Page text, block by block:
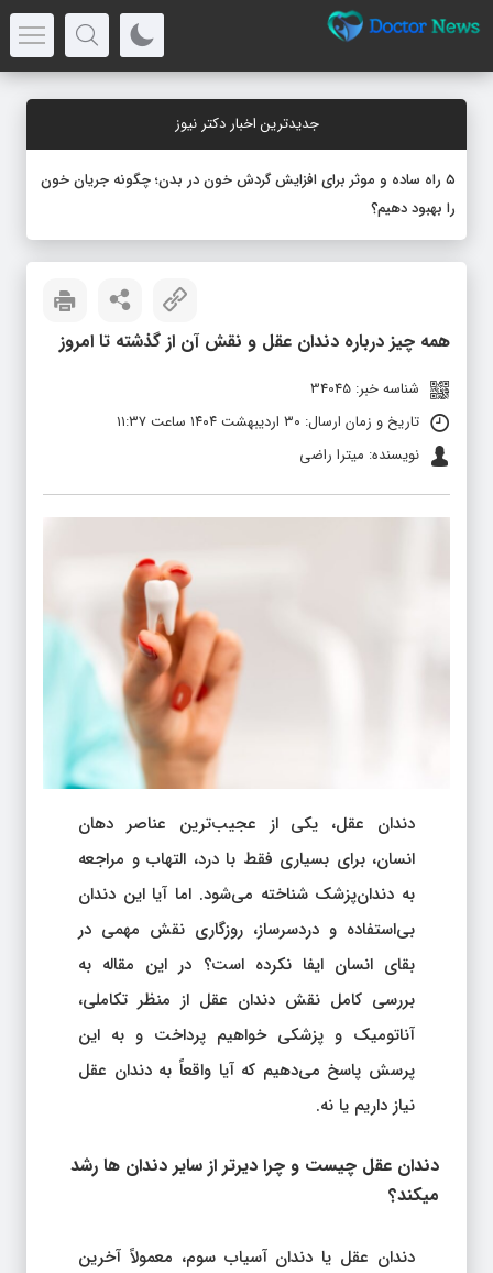
جدیدترین اخبار دکتر نیوز
۵ راه ساده و موثر برای افزایش گردش خون در بدن؛ چگونه جریان خون
را بهبود دهیم؟
همه چیز درباره دندان عقل و نقش آن از گذشته تا امروز
شناسه خبر: 34045
تاریخ و زمان ارسال: ۳۰ اردیبهشت ۱۴۰۴ ساعت ۱۱:۳۷
نویسنده: میترا راضی
دندان عقل، یکی از عجیب‌ترین عناصر دهان
انسان، برای بسیاری فقط با درد، التهاب و مراجعه
به دندان‌پزشک شناخته می‌شود. اما آیا این دندان
بی‌استفاده و دردسرساز، روزگاری نقش مهمی در
بقای انسان ایفا نکرده است؟ در این مقاله به
بررسی کامل نقش دندان عقل از منظر تکاملی،
آناتومیک و پزشکی خواهیم پرداخت و به این
پرسش پاسخ می‌دهیم که آیا واقعاً به دندان عقل
نیاز داریم یا نه.
دندان عقل چیست و چرا دیرتر از سایر دندان‌ ها رشد
میکند؟
دندان عقل یا دندان آسیاب سوم، معمولاً آخرین